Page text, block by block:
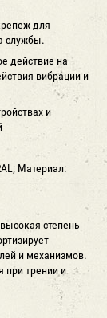
для
службы.
действие на
вибрации и
и
Материал:
степень
и механизмов.
при трении и